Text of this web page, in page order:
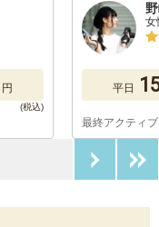
円
女
平日
最終アクティ